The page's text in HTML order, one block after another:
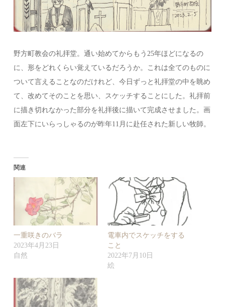
野方町教会の礼拝堂。通い始めてからもう25年ほどになるの
に、形をどれくらい覚えているだろうか。これは全てのものに
ついて言えることなのだけれど、今日ずっと礼拝堂の中を眺め
て、改めてそのことを思い、スケッチすることにした。礼拝前
に描き切れなかった部分を礼拝後に描いて完成させました。画
面左下にいらっしゃるのが昨年11月に赴任された新しい牧師。
関連
一重咲きのバラ
2023年4月23日
自然
電車内でスケッチをする
こと
2022年7月10日
絵